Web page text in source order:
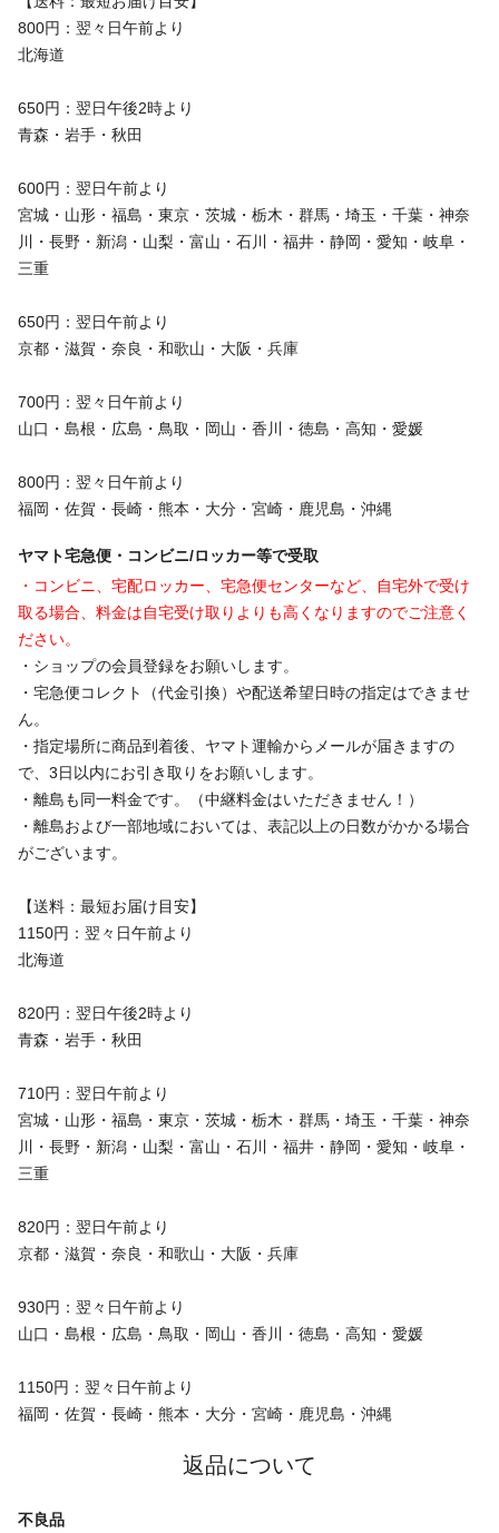
800円：翌々日午前より
北海道
650円：翌日午後2時より
青森・岩手・秋田
600円：翌日午前より
宮城・山形・福島・東京・茨城・栃木・群馬・埼玉・千葉・神奈
川・長野・新潟・山梨・富山・石川・福井・静岡・愛知・岐阜・
三重
650円：翌日午前より
京都・滋賀・奈良・和歌山・大阪・兵庫
700円：翌々日午前より
山口・島根・広島・鳥取・岡山・香川・徳島・高知・愛媛
800円：翌々日午前より
福岡・佐賀・長崎・熊本・大分・宮崎・鹿児島・沖縄
ヤマト宅急便・コンビニ/ロッカー等で受取
・コンビニ、宅配ロッカー、宅急便センターなど、自宅外で受け
取る場合、料金は自宅受け取りよりも高くなりますのでご注意く
ださい。
・ショップの会員登録をお願いします。
・宅急便コレクト（代金引換）や配送希望日時の指定はできませ
ん。
・指定場所に商品到着後、ヤマト運輸からメールが届きますの
で、3日以内にお引き取りをお願いします。
・離島も同一料金です。（中継料金はいただきません！）
・離島および一部地域においては、表記以上の日数がかかる場合
がございます。
【送料：最短お届け目安】
1150円：翌々日午前より
北海道
820円：翌日午後2時より
青森・岩手・秋田
710円：翌日午前より
宮城・山形・福島・東京・茨城・栃木・群馬・埼玉・千葉・神奈
川・長野・新潟・山梨・富山・石川・福井・静岡・愛知・岐阜・
三重
820円：翌日午前より
京都・滋賀・奈良・和歌山・大阪・兵庫
930円：翌々日午前より
山口・島根・広島・鳥取・岡山・香川・徳島・高知・愛媛
1150円：翌々日午前より
福岡・佐賀・長崎・熊本・大分・宮崎・鹿児島・沖縄
返品について
不良品